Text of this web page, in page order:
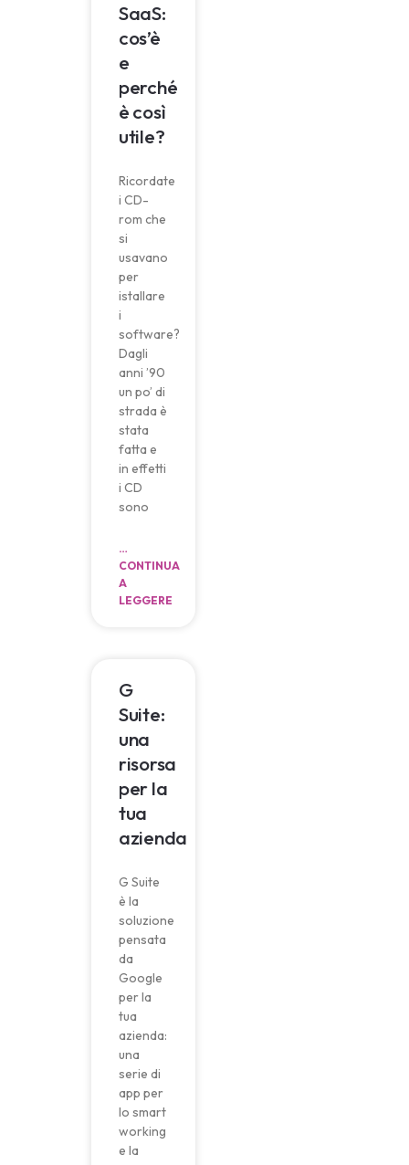
SaaS:
cos’è
e
perché
è così
utile?
Ricordate
i CD-
rom che
si
usavano
per
istallare
i
software?
Dagli
anni ’90
un po’ di
strada è
stata
fatta e
in effetti
i CD
sono
…
CONTINUA
A
LEGGERE
G
Suite:
una
risorsa
per la
tua
azienda
G Suite
è la
soluzione
pensata
da
Google
per la
tua
azienda:
una
serie di
app per
lo smart
working
e la